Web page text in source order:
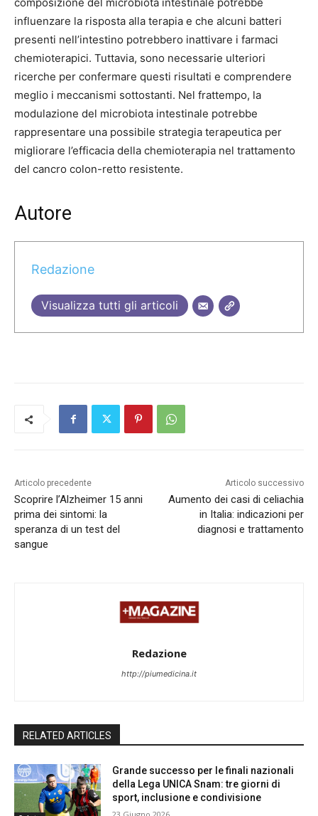
influenzare la risposta alla terapia e che alcuni batteri
presenti nell’intestino potrebbero inattivare i farmaci
chemioterapici. Tuttavia, sono necessarie ulteriori
ricerche per confermare questi risultati e comprendere
meglio i meccanismi sottostanti. Nel frattempo, la
modulazione del microbiota intestinale potrebbe
rappresentare una possibile strategia terapeutica per
migliorare l’efficacia della chemioterapia nel trattamento
del cancro colon-retto resistente.
Autore
Redazione
Visualizza tutti gli articoli
Articolo precedente
Scoprire l’Alzheimer 15 anni
prima dei sintomi: la
speranza di un test del
sangue
Articolo successivo
Aumento dei casi di celiachia
in Italia: indicazioni per
diagnosi e trattamento
Redazione
http://piumedicina.it
RELATED ARTICLES
Grande successo per le finali nazionali
della Lega UNICA Snam: tre giorni di
sport, inclusione e condivisione